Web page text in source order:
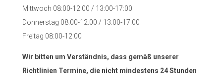
Mittwoch 08:00-12:00 / 13:00-17:00
Donnerstag 08:00-12:00 / 13:00-17:00
Freitag 08:00-12:00
Wir bitten um Verständnis, dass gemäß unserer
Richtlinien Termine, die nicht mindestens 24 Stunden